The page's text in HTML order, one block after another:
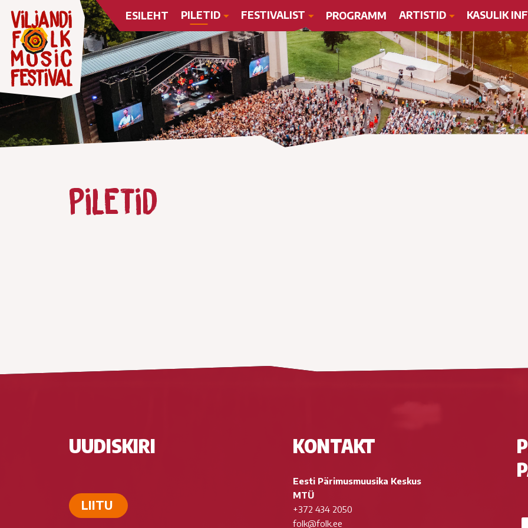
ESILEHT PILETID FESTIVALIST PROGRAMM ARTISTID KASULIK
Piletid
UUDISKIRI
LIITU
KONTAKT
Eesti Pärimusmuusika Keskus
MTÜ
+372 434 2050
folk@folk.ee